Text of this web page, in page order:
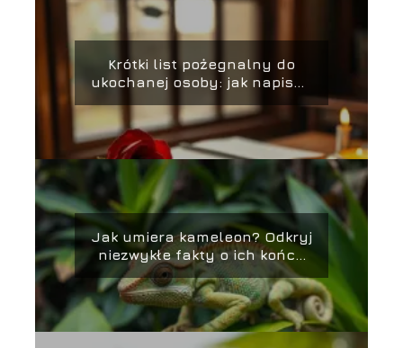
Krótki list pożegnalny do
ukochanej osoby: jak napisać
Jak umiera kameleon? Odkryj
niezwykłe fakty o ich końcu
życia